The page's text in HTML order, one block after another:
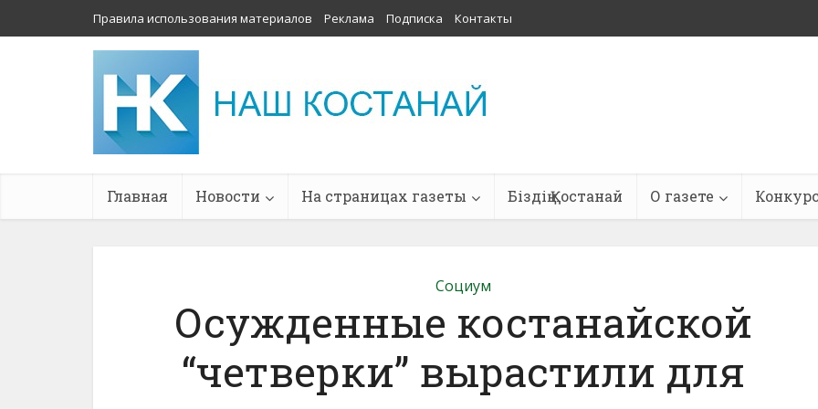
Правила использования материалов Реклама Подписка Контакты
Главная Новости На страницах газеты Біздің Қостанай О газете
Социум
Осужденные костанайской
“четверки” вырастили для